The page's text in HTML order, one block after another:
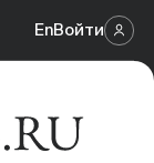
EnВойти